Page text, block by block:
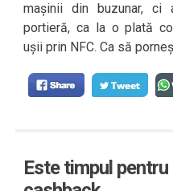
mașinii din buzunar, ci
portieră, ca la o plată
ușii prin NFC. Ca să
Este timpul